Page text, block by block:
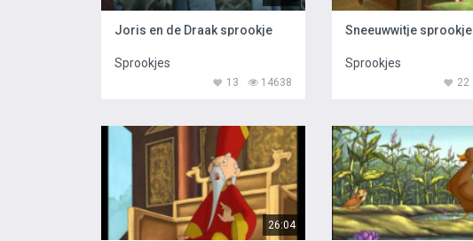
Joris en de Draak sprookje
Sprookjes
14638
13
Sneeuwwitje sprookje
Sprookjes
22
26:04